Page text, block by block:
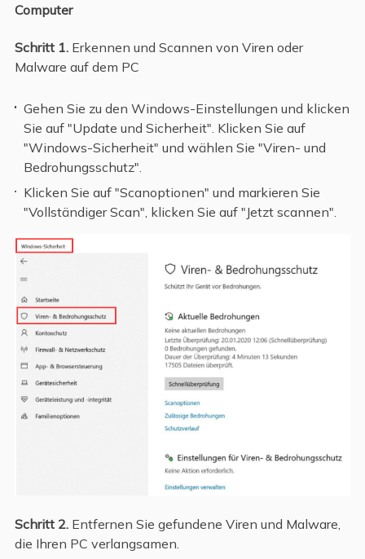
Computer
Schritt 1. Erkennen und Scannen von Viren oder
Malware auf dem PC
Gehen Sie zu den Windows-Einstellungen und klicken
Sie auf "Update und Sicherheit". Klicken Sie auf
"Windows-Sicherheit" und wählen Sie "Viren- und
Bedrohungsschutz".
Klicken Sie auf "Scanoptionen" und markieren Sie
"Vollständiger Scan", klicken Sie auf "Jetzt scannen".
Schritt 2.Entfernen Sie gefundene Viren und Malware,
die Ihren PC verlangsamen.